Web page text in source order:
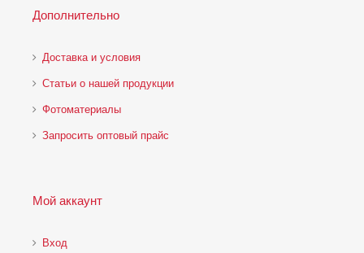
Дополнительно
Доставка и условия
Статьи о нашей продукции
Фотоматериалы
Запросить оптовый прайс
Мой аккаунт
Вход